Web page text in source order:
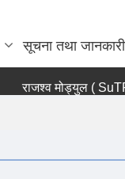
सूचना तथा जानकारी
राजश्व मोड्युल ( SuTRA